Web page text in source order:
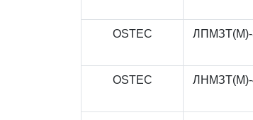
OSTEC ЛПМЗТ(М)-
OSTEC ЛНМЗТ(М)-